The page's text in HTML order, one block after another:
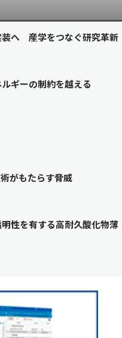
装へ 産学をつなぐ研究革新
ギーの制約を越える
がもたらす脅威
性を有する高耐久酸化物薄